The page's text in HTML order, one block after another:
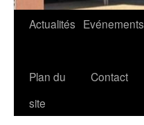
Actualités Evénements
Plan du
site
Contact